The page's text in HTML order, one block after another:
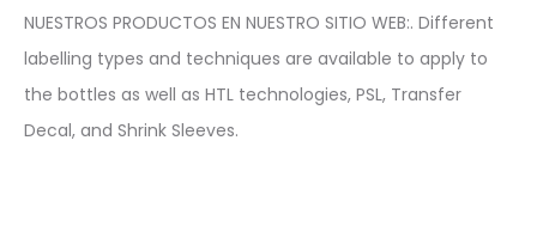
NUESTROS PRODUCTOS EN NUESTRO SITIO WEB:. Different
labelling types and techniques are available to apply to
the bottles as well as HTL technologies, PSL, Transfer
Decal, and Shrink Sleeves.